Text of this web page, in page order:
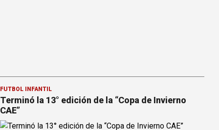
FÚTBOL INFANTIL
Terminó la 13° edición de la “Copa de Invierno
CAE”